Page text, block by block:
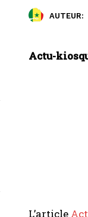
AUTEUR:
Actu-
L’article